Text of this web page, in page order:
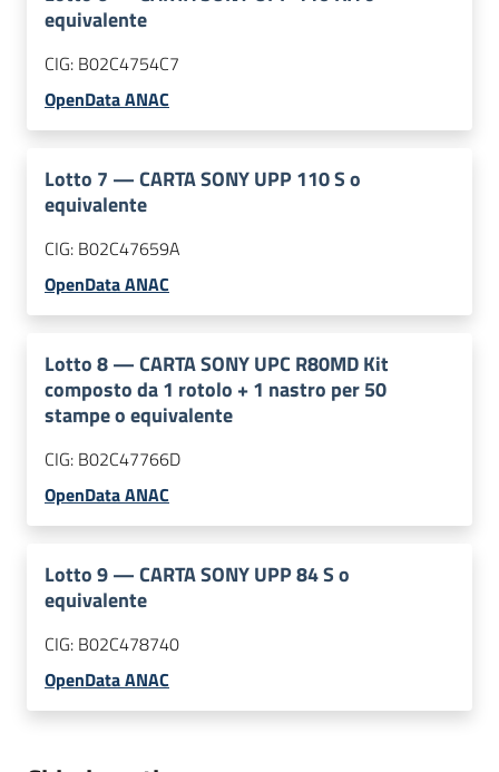
equivalente
CIG: B02C4754C7
OpenData ANAC
Lotto 7 —CARTA SONY UPP 110 S o
equivalente
CIG: B02C47659A
OpenData ANAC
Lotto8—CARTA SONY UPC R80MD Kit
composto da 1 rotolo + 1 nastro per 50
stampe o equivalente
CIG: B02C47766D
OpenData ANAC
Lotto9—CARTA SONY UPP 84 S o
equivalente
CIG: B02C478740
OpenData ANAC